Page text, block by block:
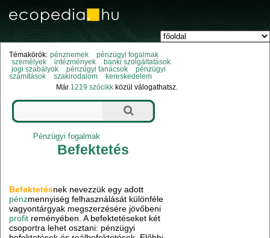
Témakörök: pénznemek
pénzügyi fogalmak
személyek
intézmények
banki szolgáltatások
jogi szabályok
pénzügyi tanácsok
pénzügyi
számítások
szakirodalom
kereskedelem
Már 1219 szócikk közül válogathatsz.
Pénzügyi fogalmak
Befektetés
Befektetésnek nevezzük egy adott
pénzmennyiség felhasználását különféle
vagyontárgyak megszerzésére jövőbeni
profit reményében. A befektetéseket két
csoportra lehet osztani: pénzügyi